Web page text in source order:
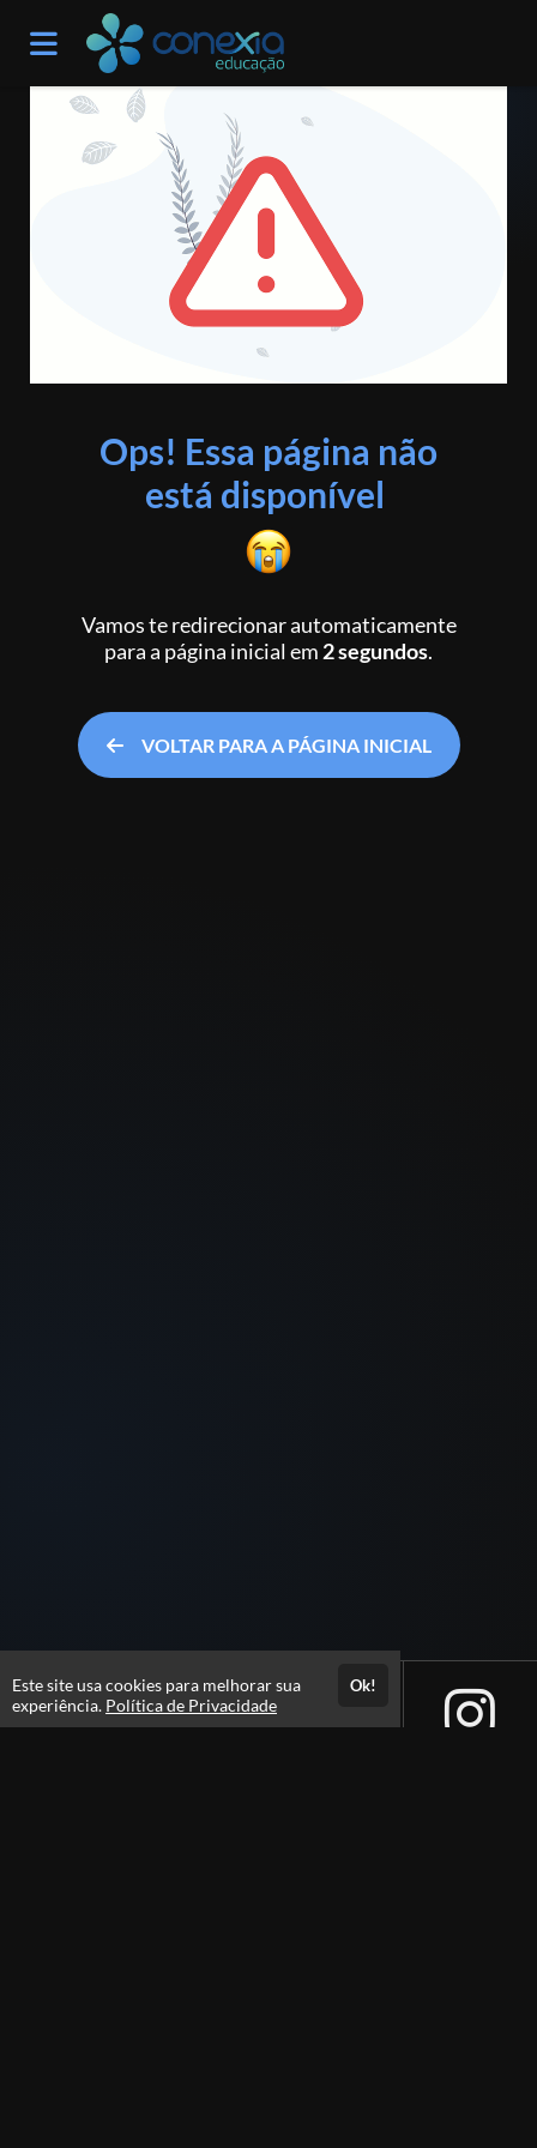
ERRO 404
Ops! Essa página não
está disponível
Vamos te redirecionar automaticamente
para a página inicial em 2 segundos.
VOLTAR PARA A PÁGINA INICIAL
Este site usa cookies para melhorar sua
experiência. Política de Privacidade
Ok!